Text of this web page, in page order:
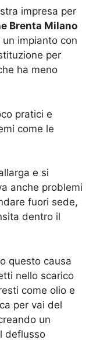
impresa per
Brenta Milano
impianto con
per
ha meno
pratici e
come le
e si
anche problemi
fuori sede,
dentro il
questo causa
nello scarico
come olio e
per vai del
un
deflusso